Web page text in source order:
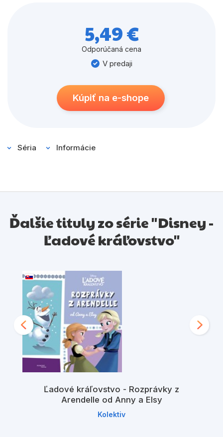
5,49 €
Odporúčaná cena
V predaji
Kúpiť na e-shope
Séria Informácie
Ďalšie tituly zo série "Disney -
Ľadové kráľovstvo"
Ľadové kráľovstvo - Rozprávky z
Arendelle od Anny a Elsy
Kolektiv